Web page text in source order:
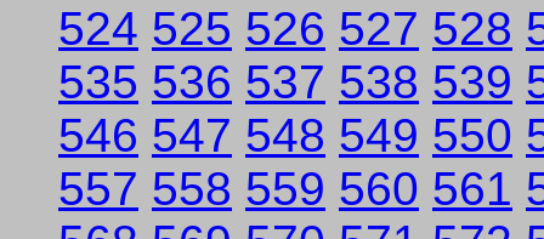
524 525 526 527 528
535 536 537 538 539
546 547 548 549 550
557 558 559 560 561